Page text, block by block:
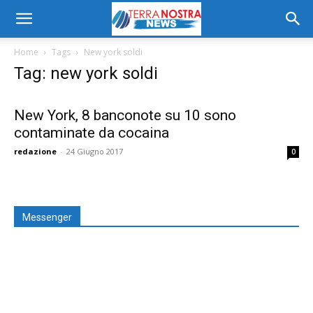
Home Tags New york soldi
Tag: new york soldi
New York, 8 banconote su 10 sono
contaminate da cocaina
redazione - 24 Giugno 2017 0
Messenger